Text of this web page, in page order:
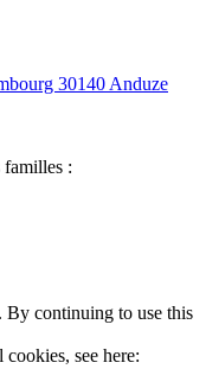
30140 Anduze
familles :
By continuing to use this
see here: